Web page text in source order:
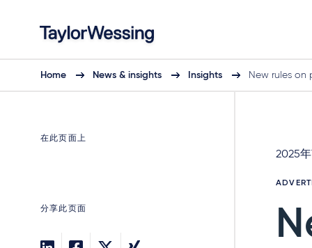
Home News & insights Insights New rules on
在此页面上
分享此页面
2025